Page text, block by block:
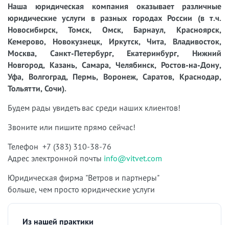
Наша юридическая компания оказывает различные
юридические услуги в разных городах России (в т.ч.
Новосибирск, Томск, Омск, Барнаул, Красноярск,
Кемерово, Новокузнецк, Иркутск, Чита, Владивосток,
Москва, Санкт-Петербург, Екатеринбург, Нижний
Новгород, Казань, Самара, Челябинск, Ростов-на-Дону,
Уфа, Волгоград, Пермь, Воронеж, Саратов, Краснодар,
Тольятти, Сочи).
Будем рады увидеть вас среди наших клиентов!
Звоните или пишите прямо сейчас!
Телефон +7 (383) 310-38-76
Адрес электронной почты info@vitvet.com
Юридическая фирма "Ветров и партнеры"
больше, чем просто юридические услуги
Из нашей практики